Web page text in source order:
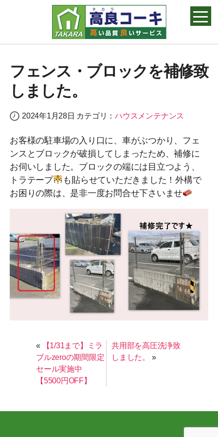
高良コーキ
フェンス・ブロックを補修致
しました。
2024年1月28日 カテゴリ：ハウスメンテナンス
お客様の駐車場の入り口に、車がぶつかり、フェ
ンスとブロックが破損してしまったため、補修に
お伺いしました。ブロックの端には目立つよう、
トラテープ
も貼らせていただきました！外構で
お困りの際は、是非一度お問合せ下さいませ
«
【1/31まで】ミラ
ブルzeroの期間限定
セール実施中
【5500円OFF】
共用部を高圧洗浄致
しました。
»